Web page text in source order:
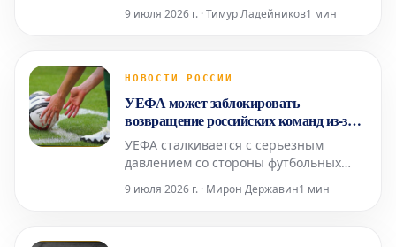
местную больницу Имама Али.
медицинского учреждения пока не
взрывах в нескольких иранских
городах, вкл
9 июля 2026 г. · Тимур Ладейников1 мин
НОВОСТИ РОССИИ
УЕФА может заблокировать
возвращение российских команд из-за
давления трех стран
УЕФА сталкивается с серьезным
давлением со стороны футбольных
Франции, что может помешать
9 июля 2026 г. · Мирон Державин1 мин